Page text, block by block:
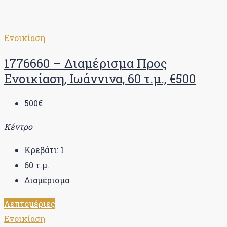
Ενοικίαση
1776660 – Διαμέρισμα Προς
Ενοικίαση, Ιωάννινα, 60 τ.μ., €500
500€
Κέντρο
Κρεβάτι: 1
60 τ.μ.
Διαμέρισμα
Λεπτομέριες
Ενοικίαση